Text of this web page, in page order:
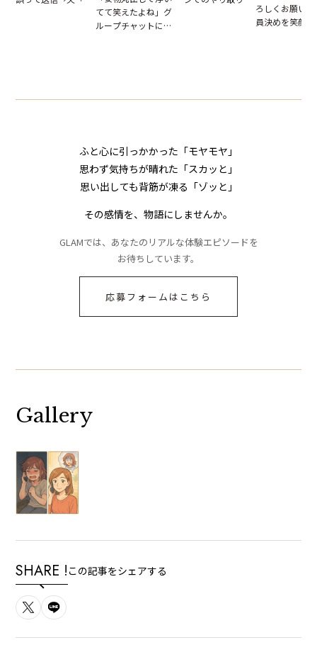
てて笑えたよね」グ
ループチャットに投
ろしくお願い
員決めを笑顔
ふと心に引っかかった「モヤモヤ」
思わず気持ちが晴れた「スカッと」
思い出しても背筋が凍る「ゾッと」
その感情を、物語にしませんか。
GLAMでは、あなたのリアルな体験エピソードを
お待ちしています。
応募フォームはこちら
Gallery
SHARE ! この記事をシェアする